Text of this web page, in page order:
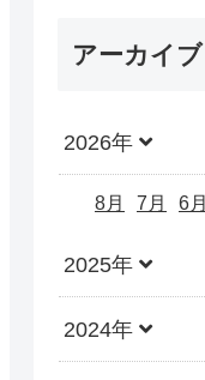
アーカイブ
2026年
8月 7月 6月
2025年
2024年